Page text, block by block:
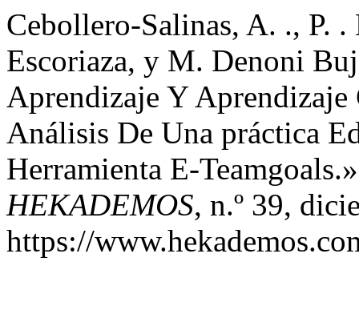
Cebollero-Salinas, A. ., P.
Escoriaza, y M. Denoni
Aprendizaje Y
Análisis De Una práctica
Herramienta E-
HEKADEMOS, n.º 39,
https://